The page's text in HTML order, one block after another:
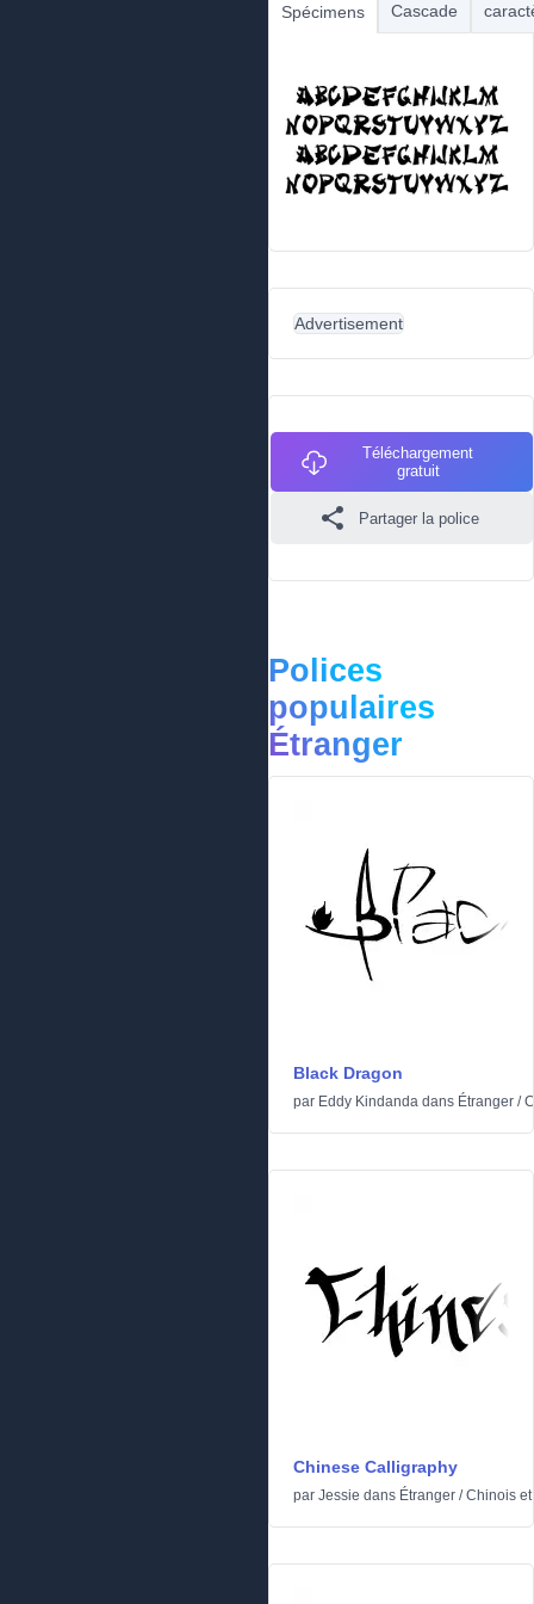
Spécimens Cascade
Advertisement
Téléchargement
gratuit
Partager la police
Polices
populaires
Étranger
Black Dragon
par Eddy Kindanda dans Étranger /
Chinese Calligraphy
par Jessie dans Étranger /Chinois